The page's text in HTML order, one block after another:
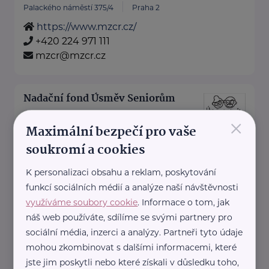
Palackého náměstí 375/4 Praha 2
https://www.mzcr.cz/
+420 224 971 111
mzcr@mzcr.cz
Nadační fond Úsměv Seniorům
Celý projekt a nápad na tento
nadační fond vznikl na základě
vlastní zkušeností.
„Každý si přece ...
https://www.usmevseniorum.cz/
info@usmevseniorum.cz
×
Maximální bezpečí pro vaše
soukromí a cookies
K personalizaci obsahu a reklam, poskytování
funkcí sociálních médií a analýze naší návštěvnosti
využíváme soubory cookie. Informace o tom, jak
náš web používáte, sdílíme se svými partnery pro
sociální média, inzerci a analýzy. Partneři tyto údaje
mohou zkombinovat s dalšími informacemi, které
jste jim poskytli nebo které získali v důsledku toho,